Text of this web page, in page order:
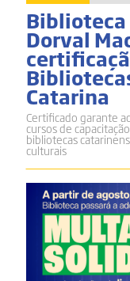
Biblioteca
Dorval
Catarina
Certificado garante
cursos de
bibliotecas
culturais